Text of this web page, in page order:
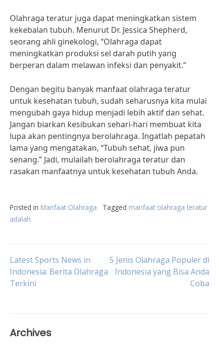
Olahraga teratur juga dapat meningkatkan sistem
kekebalan tubuh. Menurut Dr. Jessica Shepherd,
seorang ahli ginekologi, “Olahraga dapat
meningkatkan produksi sel darah putih yang
berperan dalam melawan infeksi dan penyakit.”
Dengan begitu banyak manfaat olahraga teratur
untuk kesehatan tubuh, sudah seharusnya kita mulai
mengubah gaya hidup menjadi lebih aktif dan sehat.
Jangan biarkan kesibukan sehari-hari membuat kita
lupa akan pentingnya berolahraga. Ingatlah pepatah
lama yang mengatakan, “Tubuh sehat, jiwa pun
senang.” Jadi, mulailah berolahraga teratur dan
rasakan manfaatnya untuk kesehatan tubuh Anda.
Posted in Manfaat Olahraga Tagged manfaat olahraga teratur
adalah
Post
navigation
Latest Sports News in
Indonesia: Berita Olahraga
Terkini
5 Jenis Olahraga Populer di
Indonesia yang Bisa Anda
Coba
Archives